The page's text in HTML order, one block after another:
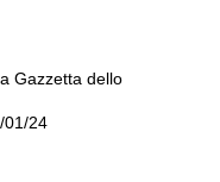
Gazzetta dello
01/24